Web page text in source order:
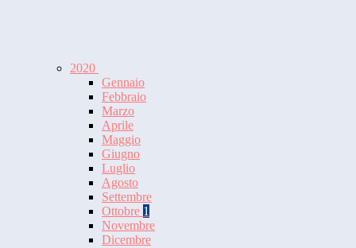
2020
Gennaio
Febbraio
Marzo
Aprile
Maggio
Giugno
Luglio
Agosto
Settembre
Ottobre 1
Novembre
Dicembre